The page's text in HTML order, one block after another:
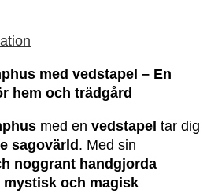
med vedstapel – En
hem och trädgård
med en vedstapel tar dig
sagovärld. Med sin
noggrant handgjorda
mystisk och magisk